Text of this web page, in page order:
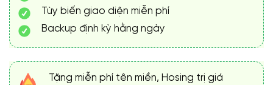
Tùy biến giao diện miễn phí
Backup định kỳ hằng ngày
Tặng miễn phí tên miền, Hosing trị giá